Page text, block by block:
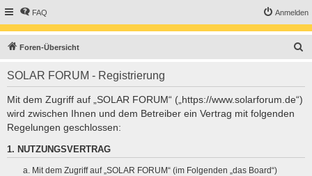
FAQ Anmelden
Foren-Übersicht
SOLAR FORUM - Registrierung
Mit dem Zugriff auf „SOLAR FORUM“ („https://www.solarforum.de“)
wird zwischen Ihnen und dem Betreiber ein Vertrag mit folgenden
Regelungen geschlossen:
1. NUTZUNGSVERTRAG
Mit dem Zugriff auf „SOLAR FORUM“ (im Folgenden „das Board“)